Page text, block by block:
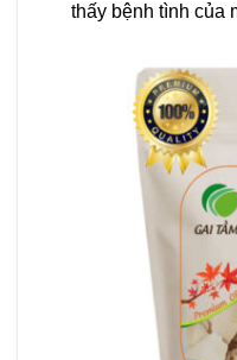
thấy bệnh tình của